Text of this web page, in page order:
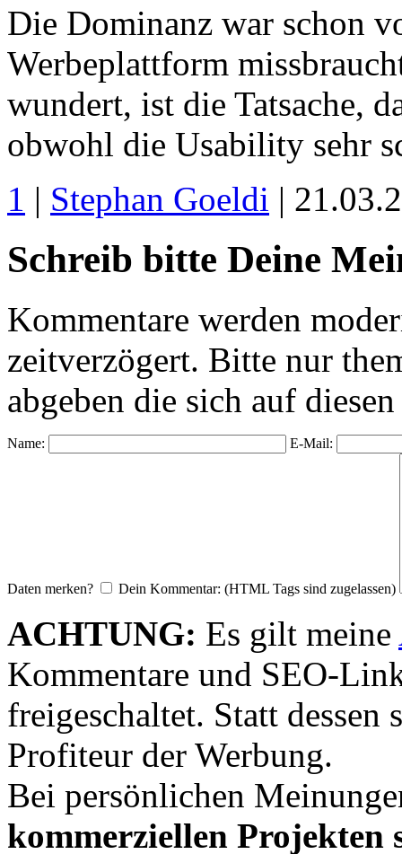
Die Dominanz war schon
Werbeplattform
wundert, ist die Tatsache,
obwohl die Usability sehr
1 | Stephan Goeldi |
Schreib bitte Deine
Kommentare werden
zeitverzögert. Bitte nur
abgeben die sich auf
Name: E-Mail:
Daten merken? Dein Kommentar: (HTML Tags sind zugelassen)
ACHTUNG: Es gilt meine
Kommentare und SEO-
freigeschaltet. Statt dessen
Profiteur der Werbung.
Bei persönlichen
kommerziellen Projekten